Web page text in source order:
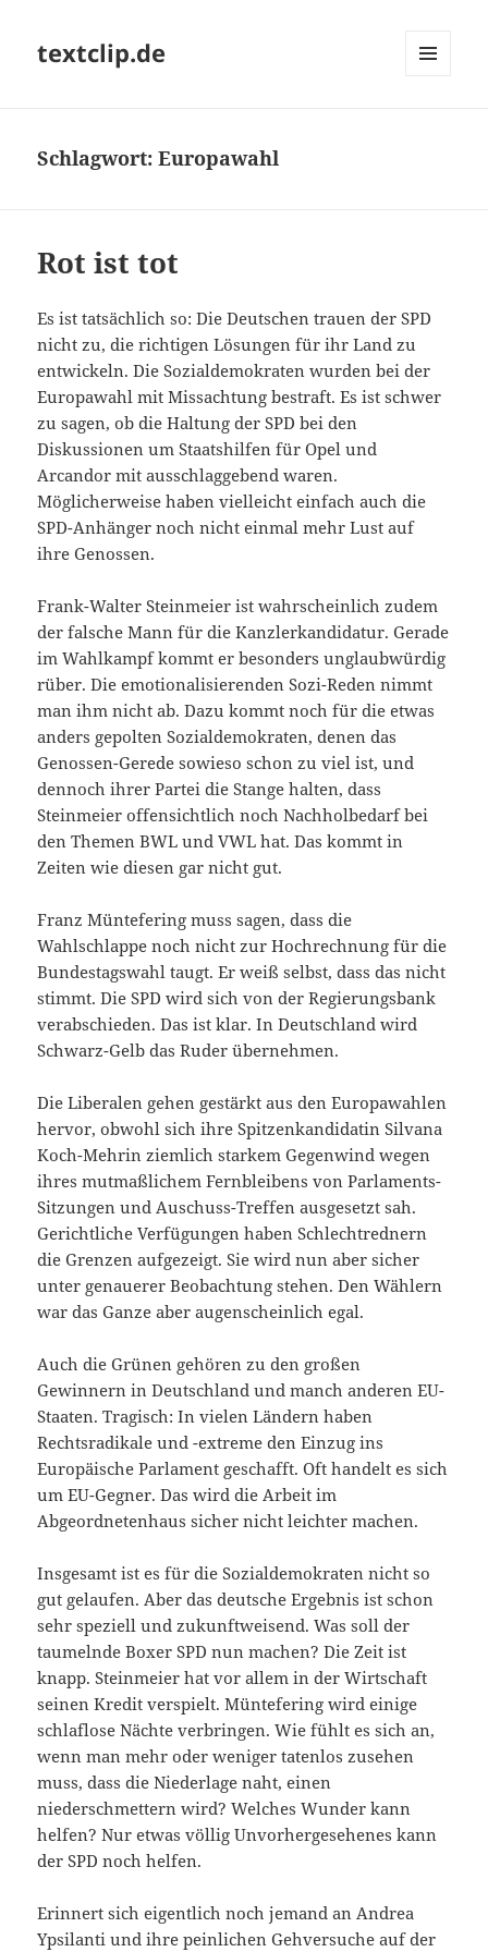
textclip.de
Schlagwort:Europawahl
Rot ist tot
Es ist tatsächlich so: Die Deutschen trauen der SPD
nicht zu, die richtigen Lösungen für ihr Land zu
entwickeln. Die Sozialdemokraten wurden bei der
Europawahl mit Missachtung bestraft. Es ist schwer
zu sagen, ob die Haltung der SPD bei den
Diskussionen um Staatshilfen für Opel und
Arcandor mit ausschlaggebend waren.
Möglicherweise haben vielleicht einfach auch die
SPD-Anhänger noch nicht einmal mehr Lust auf
ihre Genossen.
Frank-Walter Steinmeier ist wahrscheinlich zudem
der falsche Mann für die Kanzlerkandidatur. Gerade
im Wahlkampf kommt er besonders unglaubwürdig
rüber. Die emotionalisierenden Sozi-Reden nimmt
man ihm nicht ab. Dazu kommt noch für die etwas
anders gepolten Sozialdemokraten, denen das
Genossen-Gerede sowieso schon zu viel ist, und
dennoch ihrer Partei die Stange halten, dass
Steinmeier offensichtlich noch Nachholbedarf bei
den Themen BWL und VWL hat. Das kommt in
Zeiten wie diesen gar nicht gut.
Franz Müntefering muss sagen, dass die
Wahlschlappe noch nicht zur Hochrechnung für die
Bundestagswahl taugt. Er weiß selbst, dass das nicht
stimmt. Die SPD wird sich von der Regierungsbank
verabschieden. Das ist klar. In Deutschland wird
Schwarz-Gelb das Ruder übernehmen.
Die Liberalen gehen gestärkt aus den Europawahlen
hervor, obwohl sich ihre Spitzenkandidatin Silvana
Koch-Mehrin ziemlich starkem Gegenwind wegen
ihres mutmaßlichem Fernbleibens von Parlaments-
Sitzungen und Auschuss-Treffen ausgesetzt sah.
Gerichtliche Verfügungen haben Schlechtrednern
die Grenzen aufgezeigt. Sie wird nun aber sicher
unter genauerer Beobachtung stehen. Den Wählern
war das Ganze aber augenscheinlich egal.
Auch die Grünen gehören zu den großen
Gewinnern in Deutschland und manch anderen EU-
Staaten. Tragisch: In vielen Ländern haben
Rechtsradikale und -extreme den Einzug ins
Europäische Parlament geschafft. Oft handelt es sich
um EU-Gegner. Das wird die Arbeit im
Abgeordnetenhaus sicher nicht leichter machen.
Insgesamt ist es für die Sozialdemokraten nicht so
gut gelaufen. Aber das deutsche Ergebnis ist schon
sehr speziell und zukunftweisend. Was soll der
taumelnde Boxer SPD nun machen? Die Zeit ist
knapp. Steinmeier hat vor allem in der Wirtschaft
seinen Kredit verspielt. Müntefering wird einige
schlaflose Nächte verbringen. Wie fühlt es sich an,
wenn man mehr oder weniger tatenlos zusehen
muss, dass die Niederlage naht, einen
niederschmettern wird? Welches Wunder kann
helfen? Nur etwas völlig Unvorhergesehenes kann
der SPD noch helfen.
Erinnert sich eigentlich noch jemand an Andrea
Ypsilanti und ihre peinlichen Gehversuche auf der